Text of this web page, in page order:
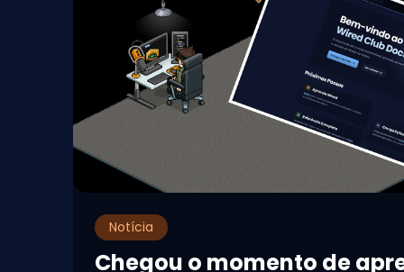
Notícia
Chegou o momento de